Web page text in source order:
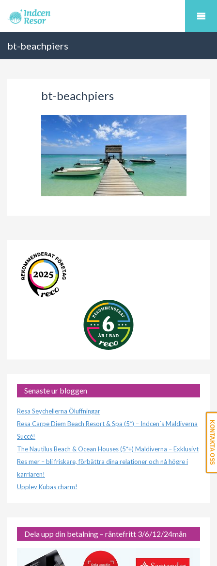
bt-beachpiers
bt-beachpiers
Senaste ur bloggen
Resa Seychellerna Öluffningar
Resa Carpe Diem Beach Resort & Spa (5*) – Indcen´s Maldiverna
Succé!
The Nautilus Beach & Ocean Houses (5*+) Maldiverna – Exklusivt
Res mer – bli friskare, förbättra dina relationer och nå högre i
karriären!
Upplev Kubas charm!
Dela upp din betalning – räntefritt 3/6/12/24mån
KONTAKTA OSS